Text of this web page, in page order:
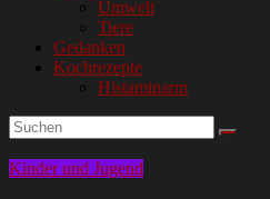
Umwelt
Tiere
Gedanken
Kochrezepte
Histaminarm
Kinder und Jugend